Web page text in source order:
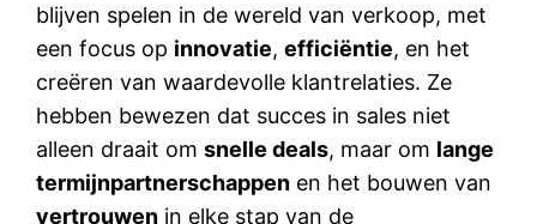
blijven spelen in de wereld van verkoop, met
een focus op innovatie,efficiëntie, en het
creëren van waardevolle klantrelaties. Ze
hebben bewezen dat succes in sales niet
alleen draait omsnelle deals, maar om lange
termijnpartnerschappen en het bouwen van
vertrouwen in elke stap van de